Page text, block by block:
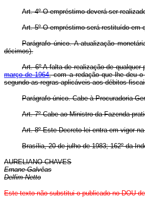
Art. 4º O empréstimo deverá ser
Art. 5º O empréstimo será restituído em
Parágrafo único. A atualização
décimos).
Art. 6º A falta de realização de
março de 1964, com a redação que lhe deu
segundo as regras aplicáveis aos débitos
Parágrafo único. Cabe à Procuradoria-
Art. 7º Cabe ao Ministro da Fazenda
Art. 8º Este Decreto-lei entra em vigor
Brasília, 20 de julho de 1983; 162º da
AURELIANO CHAVES
Ernane Galvêas
Delfim Netto
Este texto não substitui o publicado no DOU